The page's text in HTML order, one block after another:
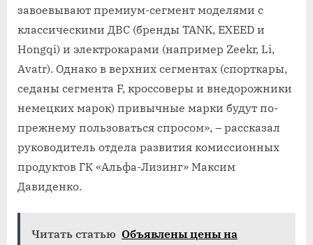
завоевывают премиум-сегмент моделями с
классическими ДВС (бренды TANK, EXEED и
Hongqi) и электрокарами (например Zeekr, Li,
Avatr). Однако в верхних сегментах (спорткары,
седаны сегмента F, кроссоверы и внедорожники
немецких марок) привычные марки будут по-
прежнему пользоваться спросом», – рассказал
руководитель отдела развития комиссионных
продуктов ГК «Альфа-Лизинг» Максим
Давиденко.
Читать статью Объявлены цены на